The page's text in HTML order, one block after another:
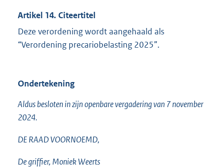
Artikel 14. Citeertitel
Deze verordening wordt aangehaald als
“Verordening precariobelasting 2025”.
Ondertekening
Aldus besloten in zijn openbare vergadering van 7 november
2024.
DE RAAD VOORNOEMD,
De griffier, Moniek Weerts